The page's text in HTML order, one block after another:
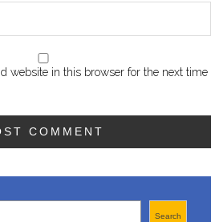
website in this browser for the next time
Search